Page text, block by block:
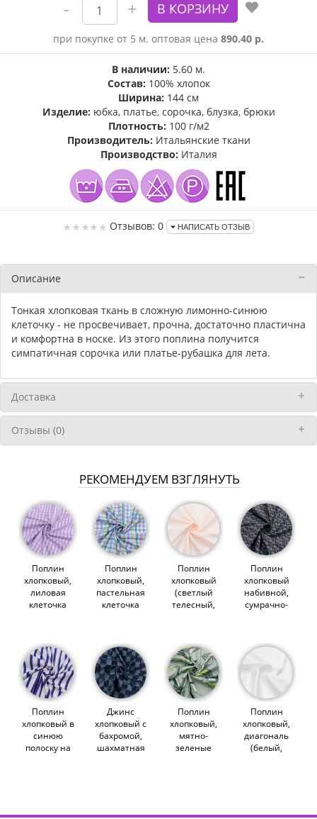
при покупке от 5 м. оптовая цена 890.40 р.
В наличии: 5.60 м.
Состав: 100% хлопок
Ширина: 144 см
Изделие: юбка, платье, сорочка, блузка, брюки
Плотность: 100 г/м2
Производитель: Итальянские ткани
Производство: Италия
Отзывов: 0 НАПИСАТЬ ОТЗЫВ
Описание
Тонкая хлопковая ткань в сложную лимонно-синюю
клеточку - не просвечивает, прочна, достаточно пластична
и комфортна в носке. Из этого поплина получится
симпатичная сорочка или платье-рубашка для лета.
Доставка
Отзывы (0)
РЕКОМЕНДУЕМ ВЗГЛЯНУТЬ
Поплин
хлопковый,
лиловая
клеточка
Поплин
хлопковый,
пастельная
клеточка
Поплин
хлопковый
(светлый
телесный,
Поплин
хлопковый
набивной,
сумрачно-
Поплин
хлопковый в
синюю
полоску на
Джинс
хлопковый с
бахромой,
шахматная
Поплин
хлопковый,
мятно-
зеленые
Поплин
хлопковый,
диагональ
(белый,